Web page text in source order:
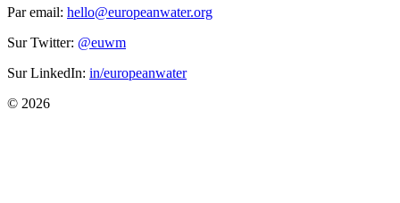
Par email: hello@europeanwater.org
Sur Twitter: @euwm
Sur LinkedIn: in/europeanwater
© 2026